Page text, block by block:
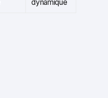
dynamique